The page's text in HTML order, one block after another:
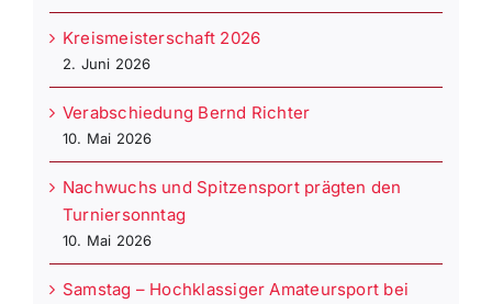
Kreismeisterschaft 2026
2. Juni 2026
Verabschiedung Bernd Richter
10. Mai 2026
Nachwuchs und Spitzensport prägten den
Turniersonntag
10. Mai 2026
Samstag – Hochklassiger Amateursport bei